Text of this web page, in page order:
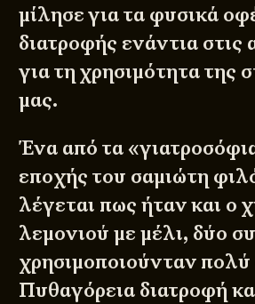
μίλησε για τα φυσικά
διατροφής ενάντια στις
για τη χρησιμότητα της
μας.
Ένα από τα
εποχής του σαμιώτη
λέγεται πως ήταν και ο
λεμονιού με μέλι, δύο
χρησιμοποιούνταν
Πυθαγόρεια διατροφή